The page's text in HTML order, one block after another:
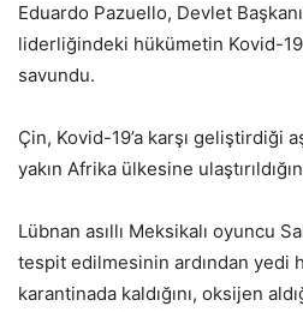
Eduardo Pazuello, Devlet
liderliğindeki hükümetin Kovid-19
savundu.
Çin, Kovid-19’a karşı geliştirdiği
yakın Afrika ülkesine
Lübnan asıllı Meksikalı oyuncu
tespit edilmesinin ardından yedi
karantinada kaldığını, oksijen